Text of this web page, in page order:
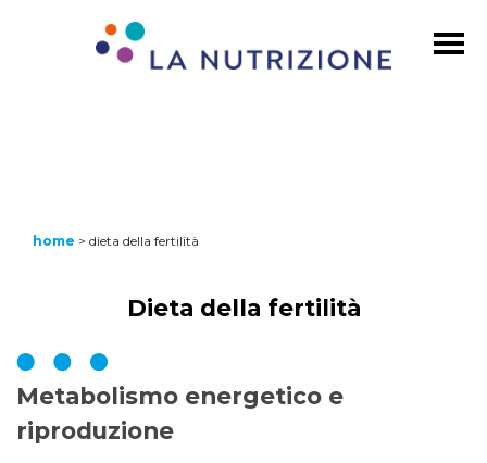
home > dieta della fertilità
Dieta della fertilità
Metabolismo energetico e
riproduzione